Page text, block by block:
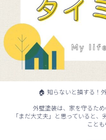
🏠 知らないと損する！
外壁塗装は、家を守るた
「まだ大丈夫」と思っていると
こと